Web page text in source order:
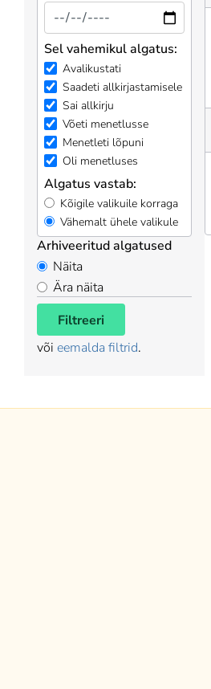
Sel vahemikul algatus:
Avalikustati
Saadeti allkirjastamisele
Sai allkirju
Võeti menetlusse
Menetleti lõpuni
Oli menetluses
Algatus vastab:
Kõigile valikuile korraga
Vähemalt ühele valikule
Arhiveeritud algatused
Näita
Ära näita
Filtreeri
või eemalda filtrid.